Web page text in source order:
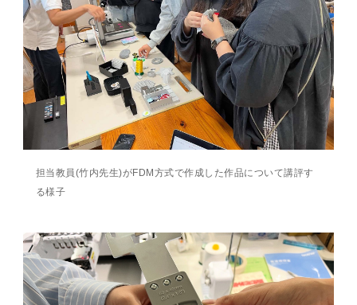
担当教員(竹内先生)がFDM方式で作成した作品について講評す
る様子